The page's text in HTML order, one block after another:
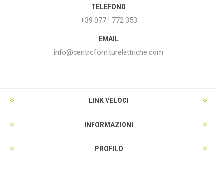
TELEFONO
+39 0771 772 353
EMAIL
info@centroforniturelettriche.com
LINK VELOCI
INFORMAZIONI
PROFILO